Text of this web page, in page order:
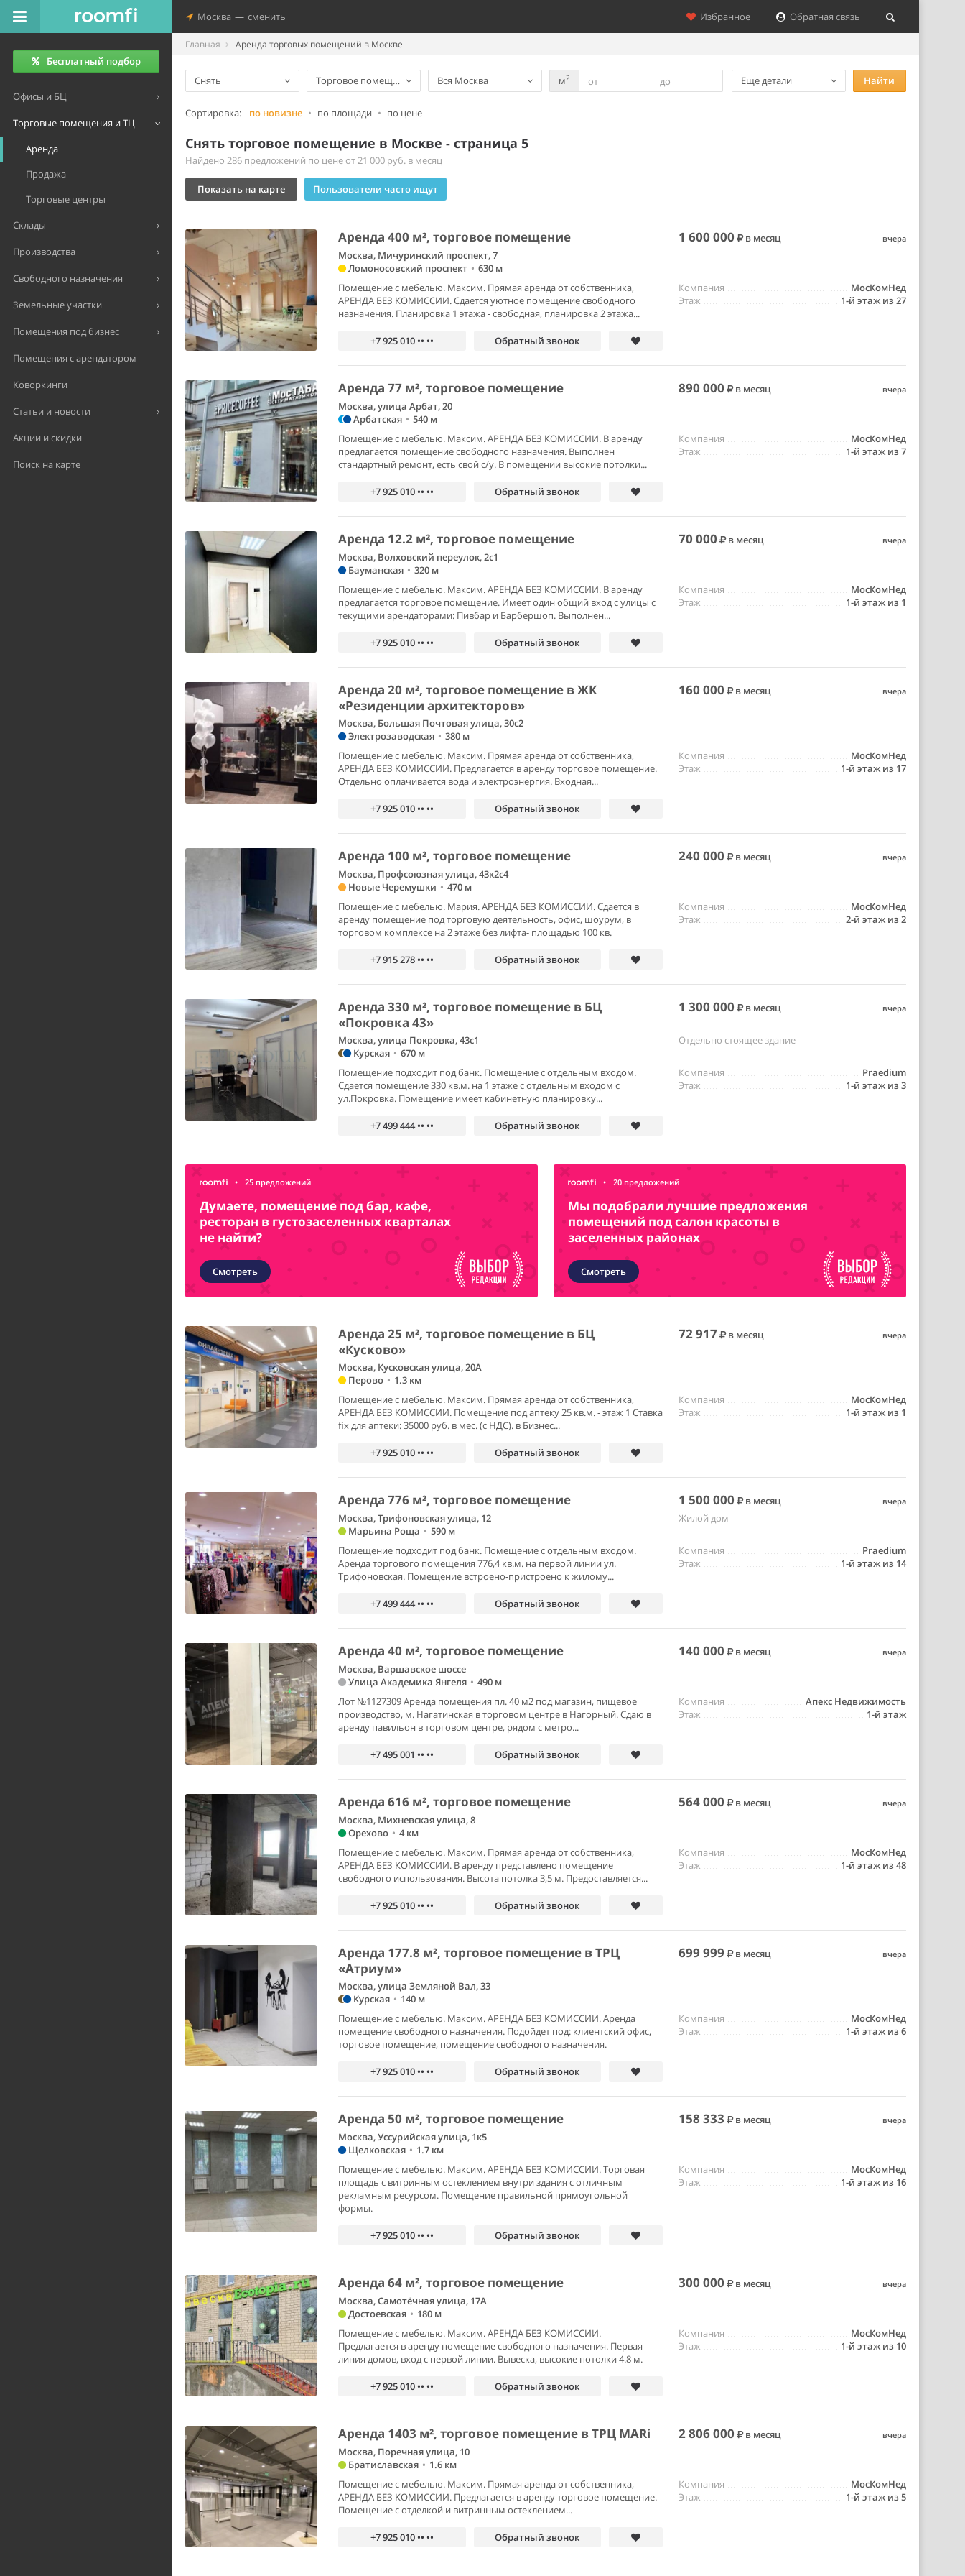
Москва — сменить Избранное Обратная связь
Бесплатный подбор
Офисы и БЦ
Торговые помещения и ТЦ
Аренда
Продажа
Торговые центры
Склады
Производства
Свободного назначения
Земельные участки
Помещения под бизнес
Помещения с арендатором
Коворкинги
Статьи и новости
Акции и скидки
Поиск на карте
Главная Аренда торговых помещений в Москве
Снять Торговое помещение Вся Москва м2 Еще детали Найти
Сортировка: по новизне • по площади • по цене
Снять торговое помещение в Москве - страница 5
Найдено 286 предложений по цене от 21 000 руб. в месяц
Показать на карте Пользователи часто ищут
Аренда 400 м², торговое помещение 1 600 000 в месяц вчера
Москва, Мичуринский проспект, 7
Ломоносовский проспект • 630 м
Помещение с мебелью. Максим. Прямая аренда от собственника,
АРЕНДА БЕЗ КОМИССИИ. Сдается уютное помещение свободного
назначения. Планировка 1 этажа - свободная, планировка 2 этажа...
МосКомНед
Компания
1-й этаж из 27
Этаж
+7 925 010 •• •• Обратный звонок
Аренда 77 м², торговое помещение 890 000 в месяц вчера
Москва, улица Арбат, 20
Арбатская • 540 м
Помещение с мебелью. Максим. АРЕНДА БЕЗ КОМИССИИ. В аренду
предлагается помещение свободного назначения. Выполнен
стандартный ремонт, есть свой с/у. В помещении высокие потолки...
МосКомНед
Компания
1-й этаж из 7
Этаж
+7 925 010 •• •• Обратный звонок
Аренда 12.2 м², торговое помещение 70 000 в месяц вчера
Москва, Волховский переулок, 2с1
Бауманская • 320 м
Помещение с мебелью. Максим. АРЕНДА БЕЗ КОМИССИИ. В аренду
предлагается торговое помещение. Имеет один общий вход с улицы с
текущими арендаторами: Пивбар и Барбершоп. Выполнен...
МосКомНед
Компания
1-й этаж из 1
Этаж
+7 925 010 •• •• Обратный звонок
Аренда 20 м², торговое помещение в ЖК
«Резиденции архитекторов»
160 000 в месяц вчера
Москва, Большая Почтовая улица, 30с2
Электрозаводская • 380 м
Помещение с мебелью. Максим. Прямая аренда от собственника,
АРЕНДА БЕЗ КОМИССИИ. Предлагается в аренду торговое помещение.
Отдельно оплачивается вода и электроэнергия. Входная...
МосКомНед
Компания
1-й этаж из 17
Этаж
+7 925 010 •• •• Обратный звонок
Аренда 100 м², торговое помещение 240 000 в месяц вчера
Москва, Профсоюзная улица, 43к2с4
Новые Черемушки • 470 м
Помещение с мебелью. Мария. АРЕНДА БЕЗ КОМИССИИ. Сдается в
аренду помещение под торговую деятельность, офис, шоурум, в
торговом комплексе на 2 этаже без лифта- площадью 100 кв.
МосКомНед
Компания
2-й этаж из 2
Этаж
+7 915 278 •• •• Обратный звонок
Аренда 330 м², торговое помещение в БЦ
«Покровка 43»
1 300 000 в месяц вчера
Москва, улица Покровка, 43с1
Курская • 670 м
Отдельно стоящее здание
Помещение подходит под банк. Помещение с отдельным входом.
Сдается помещение 330 кв.м. на 1 этаже с отдельным входом с
ул.Покровка. Помещение имеет кабинетную планировку...
Praedium
Компания
1-й этаж из 3
Этаж
+7 499 444 •• •• Обратный звонок
• 25 предложений
Думаете, помещение под бар, кафе,
ресторан в густозаселенных кварталах
не найти?
Смотреть
• 20 предложений
Мы подобрали лучшие предложения
помещений под салон красоты в
заселенных районах
Смотреть
Аренда 25 м², торговое помещение в БЦ
«Кусково»
72 917 в месяц вчера
Москва, Кусковская улица, 20А
Перово • 1.3 км
Помещение с мебелью. Максим. Прямая аренда от собственника,
АРЕНДА БЕЗ КОМИССИИ. Помещение под аптеку 25 кв.м. - этаж 1 Ставка
fix для аптеки: 35000 руб. в мес. (с НДС). в Бизнес...
МосКомНед
Компания
1-й этаж из 1
Этаж
+7 925 010 •• •• Обратный звонок
Аренда 776 м², торговое помещение 1 500 000 в месяц вчера
Москва, Трифоновская улица, 12
Марьина Роща • 590 м
Жилой дом
Помещение подходит под банк. Помещение с отдельным входом.
Аренда торгового помещения 776,4 кв.м. на первой линии ул.
Трифоновская. Помещение встроено-пристроено к жилому...
Praedium
Компания
1-й этаж из 14
Этаж
+7 499 444 •• •• Обратный звонок
Аренда 40 м², торговое помещение 140 000 в месяц вчера
Москва, Варшавское шоссе
Улица Академика Янгеля • 490 м
Лот №1127309 Аренда помещения пл. 40 м2 под магазин, пищевое
производство, м. Нагатинская в торговом центре в Нагорный. Сдаю в
аренду павильон в торговом центре, рядом с метро...
Апекс Недвижимость
Компания
1-й этаж
Этаж
+7 495 001 •• •• Обратный звонок
Аренда 616 м², торговое помещение 564 000 в месяц вчера
Москва, Михневская улица, 8
Орехово • 4 км
Помещение с мебелью. Максим. Прямая аренда от собственника,
АРЕНДА БЕЗ КОМИССИИ. В аренду представлено помещение
свободного использования. Высота потолка 3,5 м. Предоставляется...
МосКомНед
Компания
1-й этаж из 48
Этаж
+7 925 010 •• •• Обратный звонок
Аренда 177.8 м², торговое помещение в ТРЦ
«Атриум»
699 999 в месяц вчера
Москва, улица Земляной Вал, 33
Курская • 140 м
Помещение с мебелью. Максим. АРЕНДА БЕЗ КОМИССИИ. Аренда
помещение свободного назначения. Подойдет под: клиентский офис,
торговое помещение, помещение свободного назначения.
МосКомНед
Компания
1-й этаж из 6
Этаж
+7 925 010 •• •• Обратный звонок
Аренда 50 м², торговое помещение 158 333 в месяц вчера
Москва, Уссурийская улица, 1к5
Щелковская • 1.7 км
Помещение с мебелью. Максим. АРЕНДА БЕЗ КОМИССИИ. Торговая
площадь с витринным остеклением внутри здания с отличным
рекламным ресурсом. Помещение правильной прямоугольной
формы.
МосКомНед
Компания
1-й этаж из 16
Этаж
+7 925 010 •• •• Обратный звонок
Аренда 64 м², торговое помещение 300 000 в месяц вчера
Москва, Самотёчная улица, 17А
Достоевская • 180 м
Помещение с мебелью. Максим. АРЕНДА БЕЗ КОМИССИИ.
Предлагается в аренду помещение свободного назначения. Первая
линия домов, вход с первой линии. Вывеска, высокие потолки 4.8 м.
МосКомНед
Компания
1-й этаж из 10
Этаж
+7 925 010 •• •• Обратный звонок
Аренда 1403 м², торговое помещение в ТРЦ MARi 2 806 000 в месяц вчера
Москва, Поречная улица, 10
Братиславская • 1.6 км
Помещение с мебелью. Максим. Прямая аренда от собственника,
АРЕНДА БЕЗ КОМИССИИ. Предлагается в аренду торговое помещение.
Помещение с отделкой и витринным остеклением...
МосКомНед
Компания
1-й этаж из 5
Этаж
+7 925 010 •• •• Обратный звонок